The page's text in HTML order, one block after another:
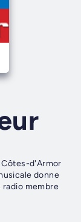
Côtes-d'Armor
donne
radio membre